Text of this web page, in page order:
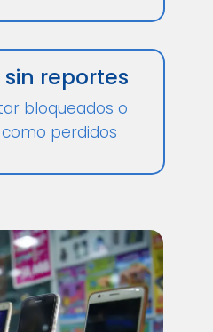
reportes
bloqueados o
perdidos